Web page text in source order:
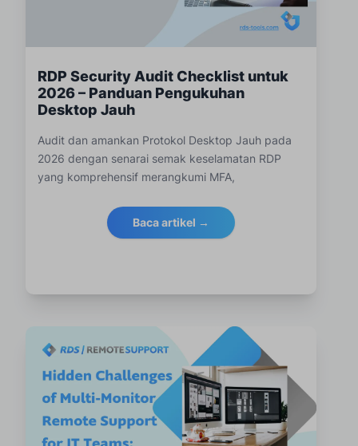
RDP Security Audit Checklist untuk
2026 – Panduan Pengukuhan
Desktop Jauh
Audit dan amankan Protokol Desktop Jauh pada
2026 dengan senarai semak keselamatan RDP
yang komprehensif merangkumi MFA,
pendedahan rangkaian, kawalan sesi, pemantauan
dan amalan terbaik pematuhan.
Baca artikel →